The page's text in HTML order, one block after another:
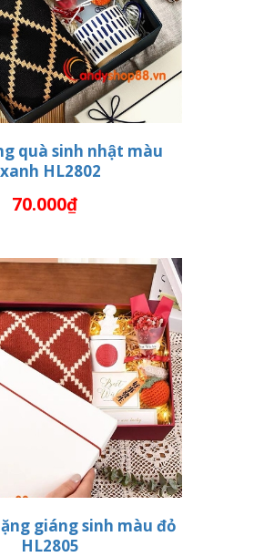
VÀO GIỎ HÀNG
quà sinh nhật màu
xanh HL2802
70.000₫
giáng sinh màu đỏ
HL2805